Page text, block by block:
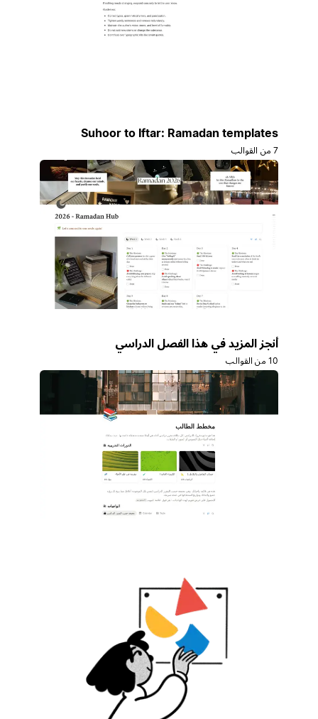
Suhoor to Iftar: Ramadan templates
7 من القوالب
أنجز المزيد في هذا الفصل الدراسي
10 من القوالب